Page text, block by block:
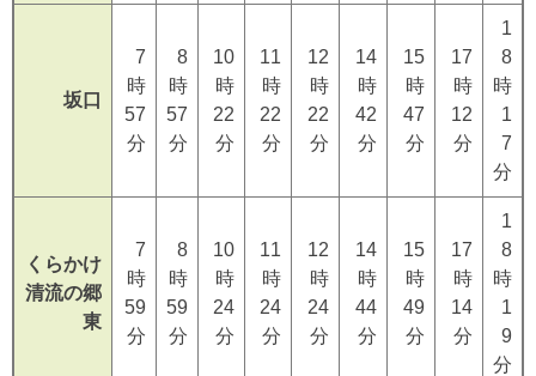
坂口
7
時
57
分
8
時
57
分
10
時
22
分
11
時
22
分
12
時
22
分
14
時
42
分
15
時
47
分
17
時
12
分
1
8
時
1
7
分
くらかけ
清流の郷
東
7
時
59
分
8
時
59
分
10
時
24
分
11
時
24
分
12
時
24
分
14
時
44
分
15
時
49
分
17
時
14
分
1
8
時
1
9
分